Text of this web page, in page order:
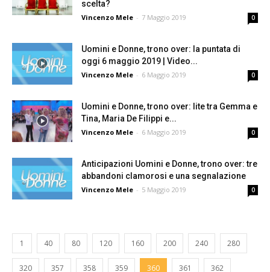
scelta?
Vincenzo Mele - 7 Maggio 2019 0
Uomini e Donne, trono over: la puntata di
oggi 6 maggio 2019 | Video...
Vincenzo Mele - 6 Maggio 2019 0
Uomini e Donne, trono over: lite tra Gemma e
Tina, Maria De Filippi e...
Vincenzo Mele - 6 Maggio 2019 0
Anticipazioni Uomini e Donne, trono over: tre
abbandoni clamorosi e una segnalazione
Vincenzo Mele - 5 Maggio 2019 0
1 40 80 120 160 200 240 280
320 357 358 359 360 361 362